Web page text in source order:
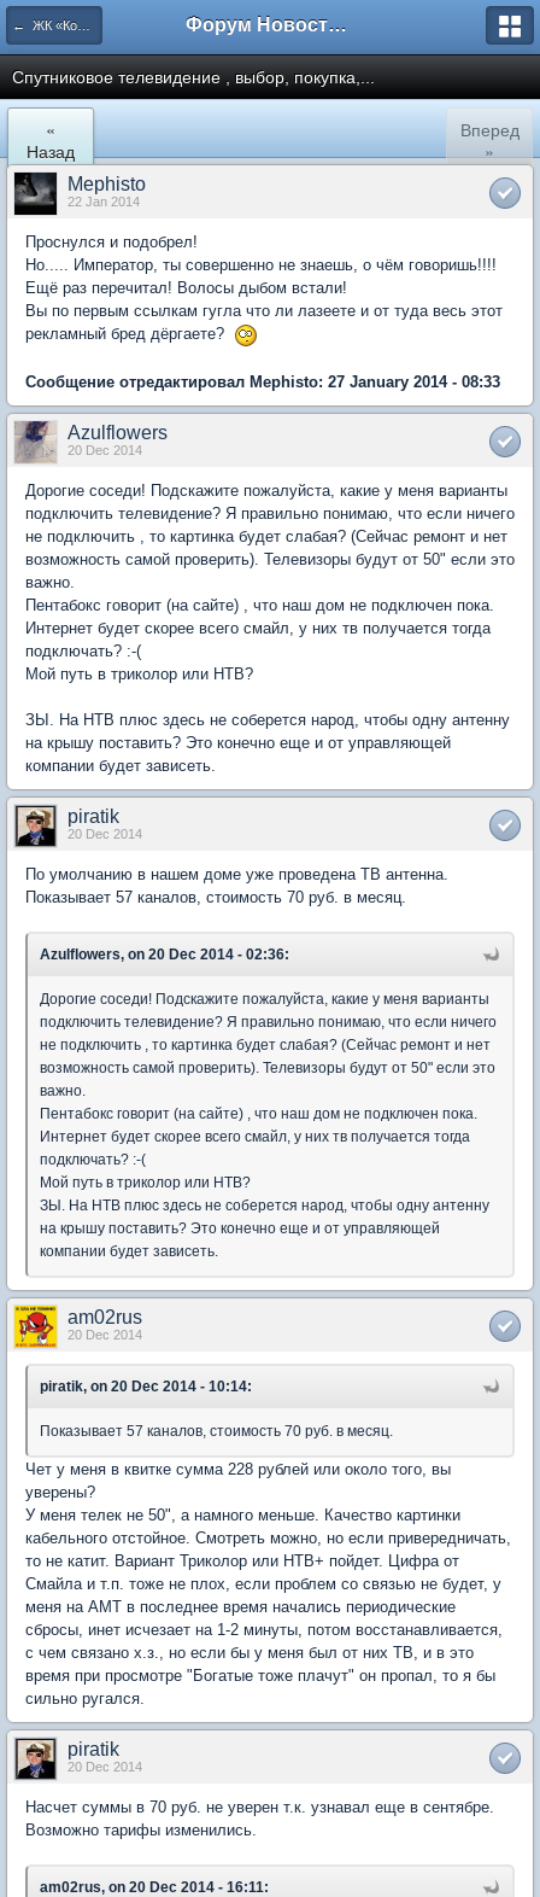
← ЖК «Комфортный КВАРТАЛ» Форум Новостройки
Спутниковое телевидение , выбор, покупка,...
«
Назад
Вперед
»
Mephisto
22 Jan 2014
Проснулся и подобрел!
Но..... Император, ты совершенно не знаешь, о чём говоришь!!!!
Ещё раз перечитал! Волосы дыбом встали!
Вы по первым ссылкам гугла что ли лазеете и от туда весь этот
рекламный бред дёргаете?
Сообщение отредактировал Mephisto: 27 January 2014 - 08:33
Azulflowers
20 Dec 2014
Дорогие соседи! Подскажите пожалуйста, какие у меня варианты
подключить телевидение? Я правильно понимаю, что если ничего
не подключить , то картинка будет слабая? (Сейчас ремонт и нет
возможность самой проверить). Телевизоры будут от 50" если это
важно.
Пентабокс говорит (на сайте) , что наш дом не подключен пока.
Интернет будет скорее всего смайл, у них тв получается тогда
подключать? :-(
Мой путь в триколор или НТВ?
ЗЫ. На НТВ плюс здесь не соберется народ, чтобы одну антенну
на крышу поставить? Это конечно еще и от управляющей
компании будет зависеть.
piratik
20 Dec 2014
По умолчанию в нашем доме уже проведена ТВ антенна.
Показывает 57 каналов, стоимость 70 руб. в месяц.
Azulflowers, on 20 Dec 2014 - 02:36:
Дорогие соседи! Подскажите пожалуйста, какие у меня варианты
подключить телевидение? Я правильно понимаю, что если ничего
не подключить , то картинка будет слабая? (Сейчас ремонт и нет
возможность самой проверить). Телевизоры будут от 50" если это
важно.
Пентабокс говорит (на сайте) , что наш дом не подключен пока.
Интернет будет скорее всего смайл, у них тв получается тогда
подключать? :-(
Мой путь в триколор или НТВ?
ЗЫ. На НТВ плюс здесь не соберется народ, чтобы одну антенну
на крышу поставить? Это конечно еще и от управляющей
компании будет зависеть.
am02rus
20 Dec 2014
piratik, on 20 Dec 2014 - 10:14:
Показывает 57 каналов, стоимость 70 руб. в месяц.
Чет у меня в квитке сумма 228 рублей или около того, вы
уверены?
У меня телек не 50", а намного меньше. Качество картинки
кабельного отстойное. Смотреть можно, но если привередничать,
то не катит. Вариант Триколор или НТВ+ пойдет. Цифра от
Смайла и т.п. тоже не плох, если проблем со связью не будет, у
меня на АМТ в последнее время начались периодические
сбросы, инет исчезает на 1-2 минуты, потом восстанавливается,
с чем связано х.з., но если бы у меня был от них ТВ, и в это
время при просмотре "Богатые тоже плачут" он пропал, то я бы
сильно ругался.
piratik
20 Dec 2014
Насчет суммы в 70 руб. не уверен т.к. узнавал еще в сентябре.
Возможно тарифы изменились.
am02rus, on 20 Dec 2014 - 16:11: